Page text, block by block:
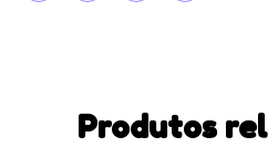
Produtos